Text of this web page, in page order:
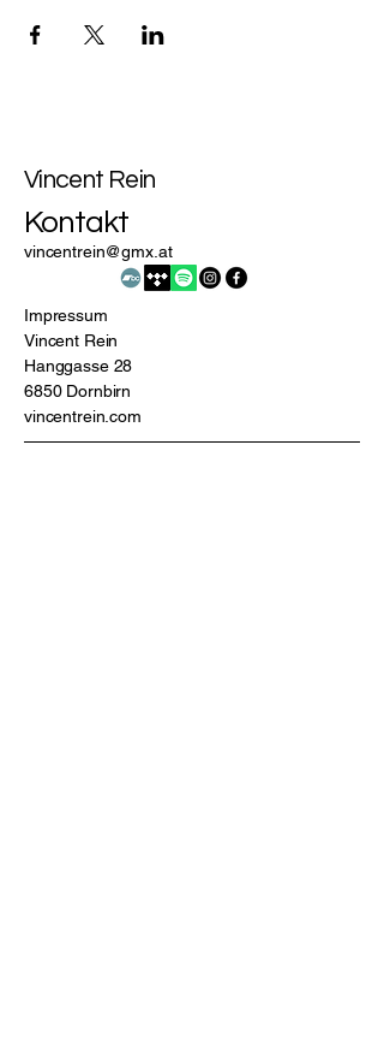
Vincent Rein
Kontakt
vincentrein@gmx.at
Impressum
Vincent Rein
Hanggasse 28
6850 Dornbirn
vincentrein.com